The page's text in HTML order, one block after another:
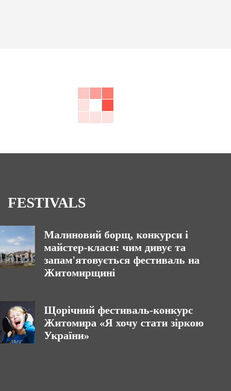
FESTIVALS
Малиновий борщ, конкурси і
майстер-класи: чим дивує та
запам'ятовується фестиваль на
Житомирщині
Щорічний фестиваль-конкурс
Житомира «Я хочу стати зіркою
України»